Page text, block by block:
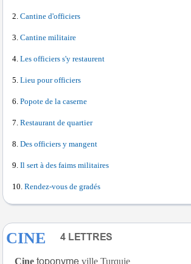
Cantine d'officiers
Cantine militaire
Les officiers s'y restaurent
Lieu pour officiers
Popote de la caserne
Restaurant de quartier
Des officiers y mangent
Il sert à des faims militaires
Rendez-vous de gradés
CINE
Çine ville Turquie